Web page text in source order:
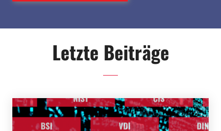
Letzte Beiträge